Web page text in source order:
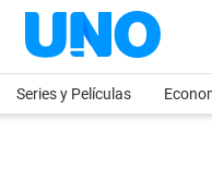
Series y Películas